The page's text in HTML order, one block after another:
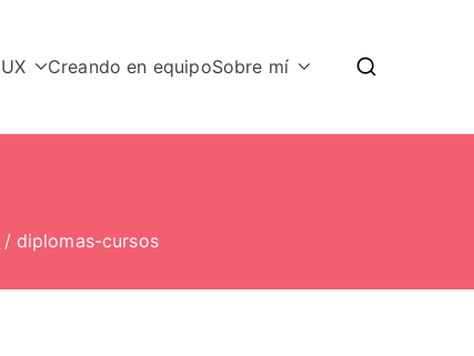
UX Creando en equipoSobre mí
diplomas-cursos